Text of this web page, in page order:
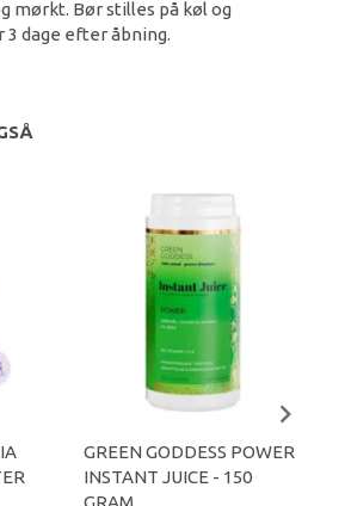
mørkt. Bør stilles på køl og
dage efter åbning.
GREEN GODDESS POWER
INSTANT JUICE - 150